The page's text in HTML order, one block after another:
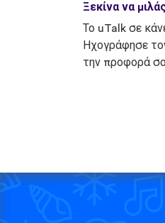
Ξεκίνα να
Το uTalk σε
Ηχογράφησε
την προφορά